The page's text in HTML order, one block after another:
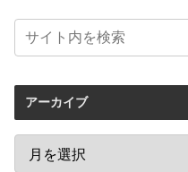
アーカイブ